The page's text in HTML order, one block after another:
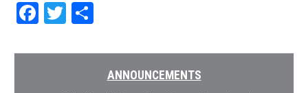
Facebook
Twitter
ANNOUNCEMENTS